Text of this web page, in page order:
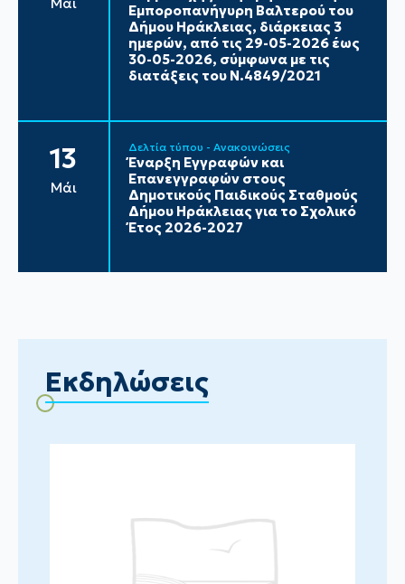
Μάι
Εμποροπανήγυρη Βαλτερού του
Δήμου Ηράκλειας, διάρκειας 3
ημερών, από τις 29-05-2026 έως
30-05-2026, σύμφωνα με τις
διατάξεις του Ν.4849/2021
13
Μάι
Δελτία τύπου - Ανακοινώσεις
Έναρξη Εγγραφών και
Επανεγγραφών στους
Δημοτικούς Παιδικούς Σταθμούς
Δήμου Ηράκλειας για το Σχολικό
Έτος 2026-2027
Εκδηλώσεις